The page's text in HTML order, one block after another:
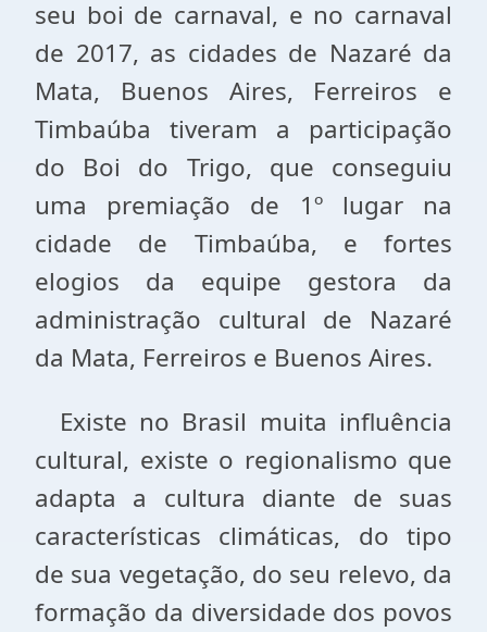
seu boi de carnaval, e no carnaval
de 2017, as cidades de Nazaré da
Mata, Buenos Aires, Ferreiros e
Timbaúba tiveram a participação
do Boi do Trigo, que conseguiu
uma premiação de 1º lugar na
cidade de Timbaúba, e fortes
elogios da equipe gestora da
administração cultural de Nazaré
da Mata, Ferreiros e Buenos Aires.
Existe no Brasil muita influência
cultural, existe o regionalismo que
adapta a cultura diante de suas
características climáticas, do tipo
de sua vegetação, do seu relevo, da
formação da diversidade dos povos